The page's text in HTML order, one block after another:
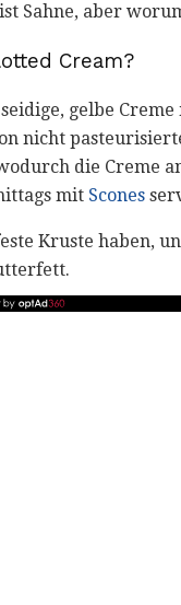
Sahne, aber
Cream?
gelbe
nicht
die Creme
mit Scones
Kruste haben,